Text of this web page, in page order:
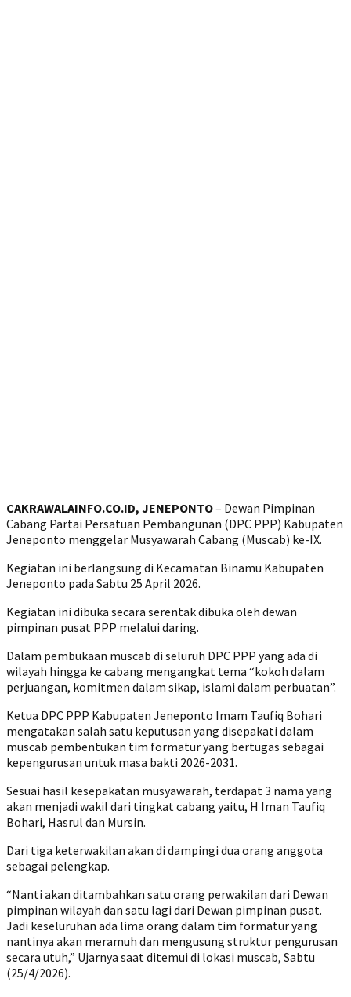
CAKRAWALAINFO.CO.ID, JENEPONTO– Dewan Pimpinan
Cabang Partai Persatuan Pembangunan (DPC PPP) Kabupaten
Jeneponto menggelar Musyawarah Cabang (Muscab) ke-IX.
Kegiatan ini berlangsung di Kecamatan Binamu Kabupaten
Jeneponto pada Sabtu 25 April 2026.
Kegiatan ini dibuka secara serentak dibuka oleh dewan
pimpinan pusat PPP melalui daring.
Dalam pembukaan muscab di seluruh DPC PPP yang ada di
wilayah hingga ke cabang mengangkat tema “kokoh dalam
perjuangan, komitmen dalam sikap, islami dalam perbuatan”.
Ketua DPC PPP Kabupaten Jeneponto Imam Taufiq Bohari
mengatakan salah satu keputusan yang disepakati dalam
muscab pembentukan tim formatur yang bertugas sebagai
kepengurusan untuk masa bakti 2026-2031.
Sesuai hasil kesepakatan musyawarah, terdapat 3 nama yang
akan menjadi wakil dari tingkat cabang yaitu, H Iman Taufiq
Bohari, Hasrul dan Mursin.
Dari tiga keterwakilan akan di dampingi dua orang anggota
sebagai pelengkap.
“Nanti akan ditambahkan satu orang perwakilan dari Dewan
pimpinan wilayah dan satu lagi dari Dewan pimpinan pusat.
Jadi keseluruhan ada lima orang dalam tim formatur yang
nantinya akan meramuh dan mengusung struktur pengurusan
secara utuh,” Ujarnya saat ditemui di lokasi muscab, Sabtu
(25/4/2026).